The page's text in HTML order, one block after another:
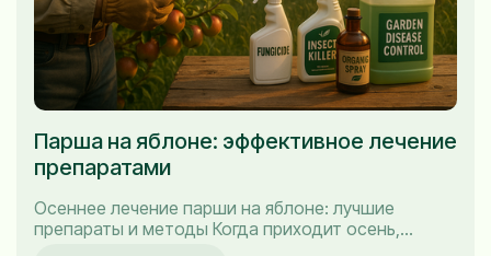
Парша на яблоне: эффективное лечение
препаратами
Осеннее лечение парши на яблоне: лучшие
препараты и методы Когда приходит осень,